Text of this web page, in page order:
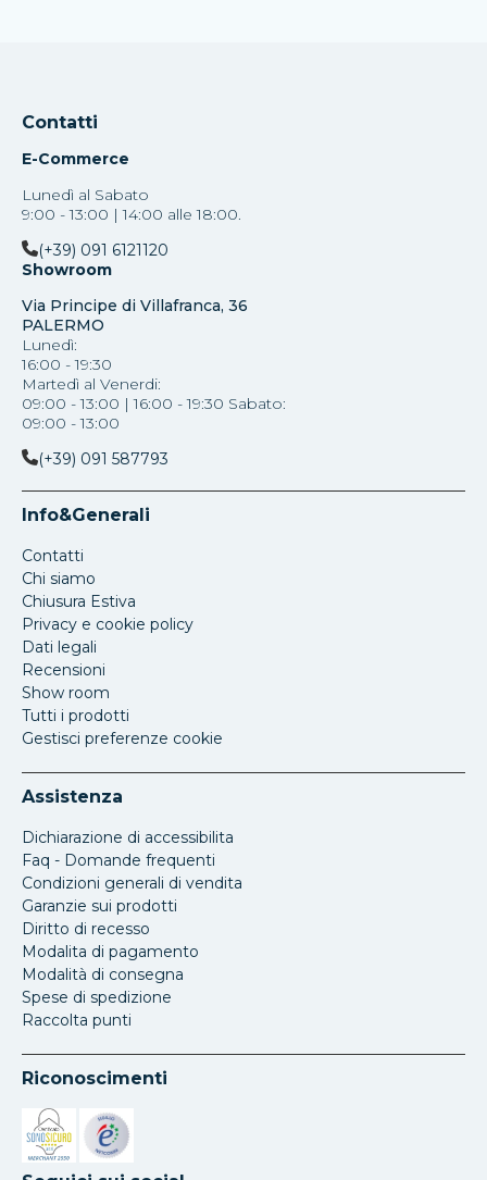
Contatti
E-Commerce
Lunedì al Sabato
9:00 - 13:00 | 14:00 alle 18:00.
(+39) 091 6121120
Showroom
Via Principe di Villafranca, 36
PALERMO
Lunedì:
16:00 - 19:30
Martedì al Venerdi:
09:00 - 13:00 | 16:00 - 19:30 Sabato:
09:00 - 13:00
(+39) 091 587793
Info&Generali
Contatti
Chi siamo
Chiusura Estiva
Privacy e cookie policy
Dati legali
Recensioni
Show room
Tutti i prodotti
Gestisci preferenze cookie
Assistenza
Dichiarazione di accessibilita
Faq - Domande frequenti
Condizioni generali di vendita
Garanzie sui prodotti
Diritto di recesso
Modalita di pagamento
Modalità di consegna
Spese di spedizione
Raccolta punti
Riconoscimenti